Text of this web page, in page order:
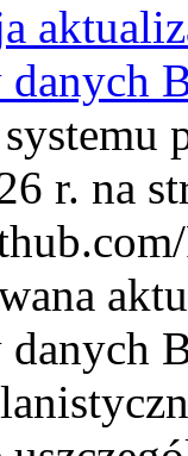
r. na